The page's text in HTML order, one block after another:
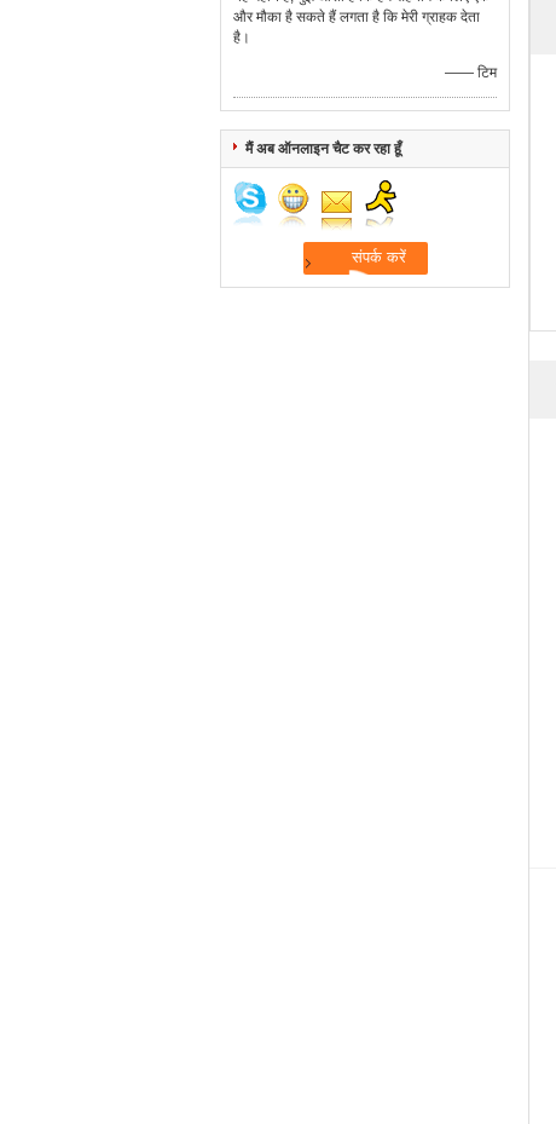
और मौका है सकते हैं लगता है कि मेरी ग्राहक देता
है।
—— टिम
मैं अब ऑनलाइन चैट कर रहा हूँ